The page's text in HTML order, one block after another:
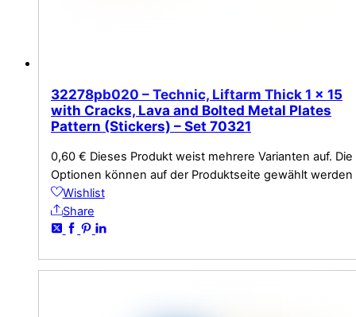
32278pb020 – Technic, Liftarm Thick 1 x 15
with Cracks, Lava and Bolted Metal Plates
Pattern (Stickers) – Set 70321
0,60 € Dieses Produkt weist mehrere Varianten auf. Die
Optionen können auf der Produktseite gewählt werden
Wishlist
Share